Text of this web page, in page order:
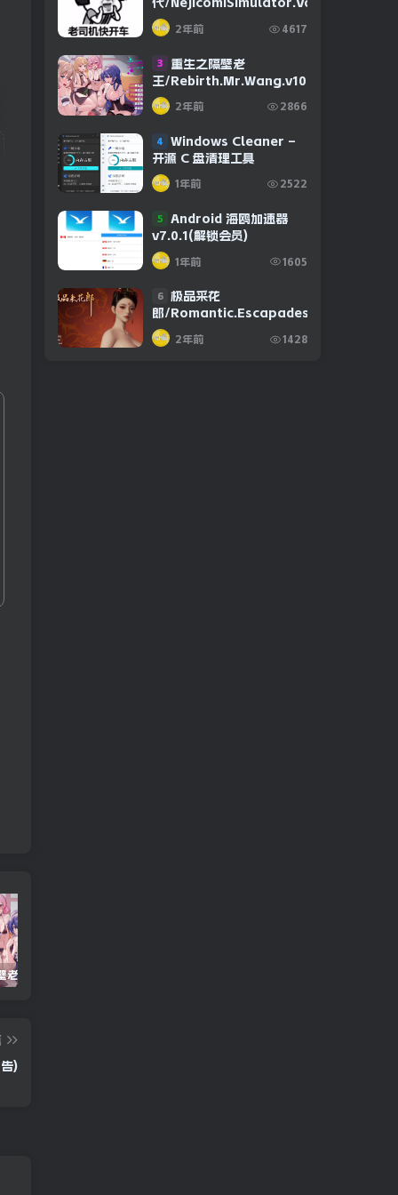
)
2年前 4617
3
重生之隔壁老
王/Rebirth.Mr.Wang.v10032020
2年前 2866
4
Windows Cleaner –
开源 C 盘清理工具
1年前 2522
5
Android 海鸥加速器
v7.0.1(解锁会员)
1年前 1605
6
极品采花
郎/Romantic.Escapades.v1.2.1
2年前 1428